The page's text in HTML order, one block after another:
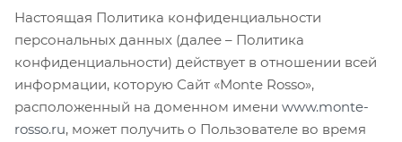
Настоящая Политика конфиденциальности
персональных данных (далее – Политика
конфиденциальности) действует в отношении всей
информации, которую Сайт «Monte Rosso»,
расположенный на доменном имени www.monte-
rosso.ru, может получить о Пользователе во время